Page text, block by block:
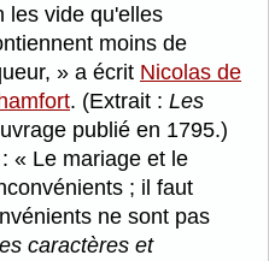
les vide qu'elles
moins de
a écrit Nicolas de
. (Extrait : Les
publié en 1795.)
:
Le mariage et le
; il faut
ne sont pas
caractères et